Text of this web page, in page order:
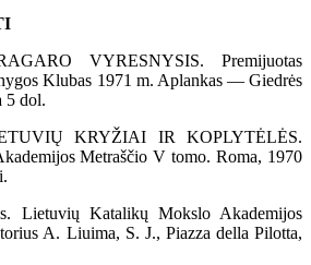
VYRESNYSIS. Premijuotas
Klubas 1971 m. Aplankas — Giedrės
5 dol.
KRYŽIAI IR KOPLYTĖLĖS.
Metraščio V tomo. Roma, 1970
Lietuvių Katalikų Mokslo Akademijos
A. Liuima, S. J., Piazza della Pilotta,